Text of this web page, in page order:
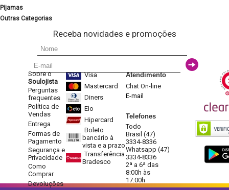
Pijamas
Outras Categorias
Receba novidades e promoções
Sobre o
Soulojista
Perguntas
frequentes
Política de
Vendas
Entrega
Formas de
Pagamento
Segurança e
Privacidade
Como
Comprar
Devoluções
Visa
Mastercard
Diners
Elo
Hipercard
Boleto
bancário à
vista e a prazo
Transferência
Bradesco
Atendimento
Chat On-line
E-mail
Telefones
Todo
Brasil (47)
3334-8336
Whatsapp (47)
3334-8336
2ª a 6ª das
8:00h às
17:00h